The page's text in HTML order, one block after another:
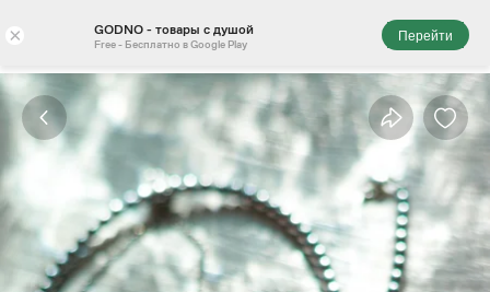
× GODNO - товары с душой
Free - Бесплатно в Google Play
Перейти